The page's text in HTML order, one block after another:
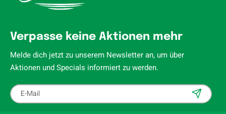
Verpasse keine Aktionen mehr
Melde dich jetzt zu unserem Newsletter an, um über
Aktionen und Specials informiert zu werden.